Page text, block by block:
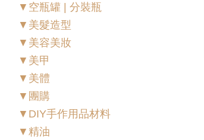
▼空瓶罐 | 分裝瓶
▼美髮造型
▼美容美妝
▼美甲
▼美體
▼團購
▼DIY手作用品材料
▼精油